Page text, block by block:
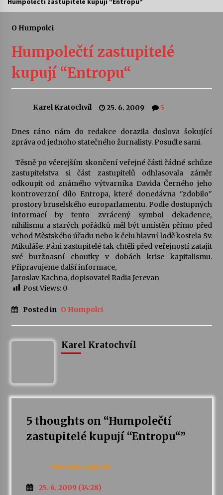
Vernisáž výstavy Josefíny Duškové: Stávám se
kapkou
Veselí muzikanti
šedesátka: 28. 7.–1. 8. 2026
28. 7. 2026
Letní koncerty ve Stromovce: Kolchoz a
Jenakaši
28. 7. 2026
Votavžatský ploty
23. 7. 2026
17. 7. 2026
Za kulturou kousek za Humpolec. V Želivě ožije
odkaz Josefa Čapka
13. 7. 2026
Varhanní recitál Michala Novenka v Klášteře
3. 7. 2026
O Humpolci
Humpolečtí zastupitelé
kupují “Entropu“
Karel Kratochvíl 25. 6. 2009 5
Dnes ráno nám do redakce dorazila doslova šokující
zpráva od jednoho statečného žurnalisty. Posuďte sami.
Těsně po včerejším skončení veřejné části řádné schůze
zastupitelstva si část zastupitelů odhlasovala záměr
odkoupit od známého výtvarníka Davida Černého jeho
kontroverzní dílo Entropa, které donedávna "zdobilo"
prostory bruselského europarlamentu. Podle dostupných
informací by tento zvrácený symbol dekadence,
nihilismu a starých pořádků měl být umístěn přímo před
vchod Městského úřadu nebo k čelu hlavní lodě kostela Sv.
Mikuláše. Páni zastupitelé tak chtěli před veřejností zatajit
své buržoasní choutky v dobách krise kapitalismu.
Připravujeme další informace,
Jaroslav Kachna, dopisovatel Radia Jerevan
Post Views: 0
Posted in O Humpolci
Karel Kratochvíl
5 thoughts on “Humpolečtí
zastupitelé kupují “Entropu“”
Anonym napsal:
25. 6. 2009 (14:28)